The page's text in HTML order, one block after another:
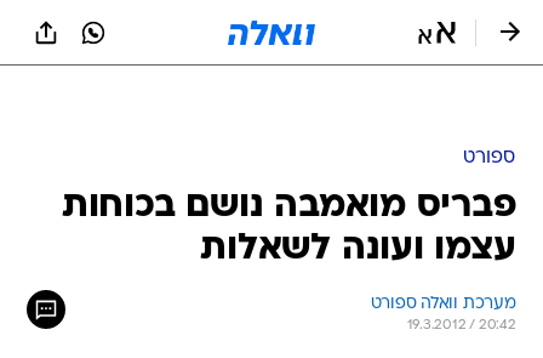
ספורט
פבריס מואמבה נושם בכוחות
עצמו ועונה לשאלות
מערכת וואלה ספורט
19.3.2012 / 20:42